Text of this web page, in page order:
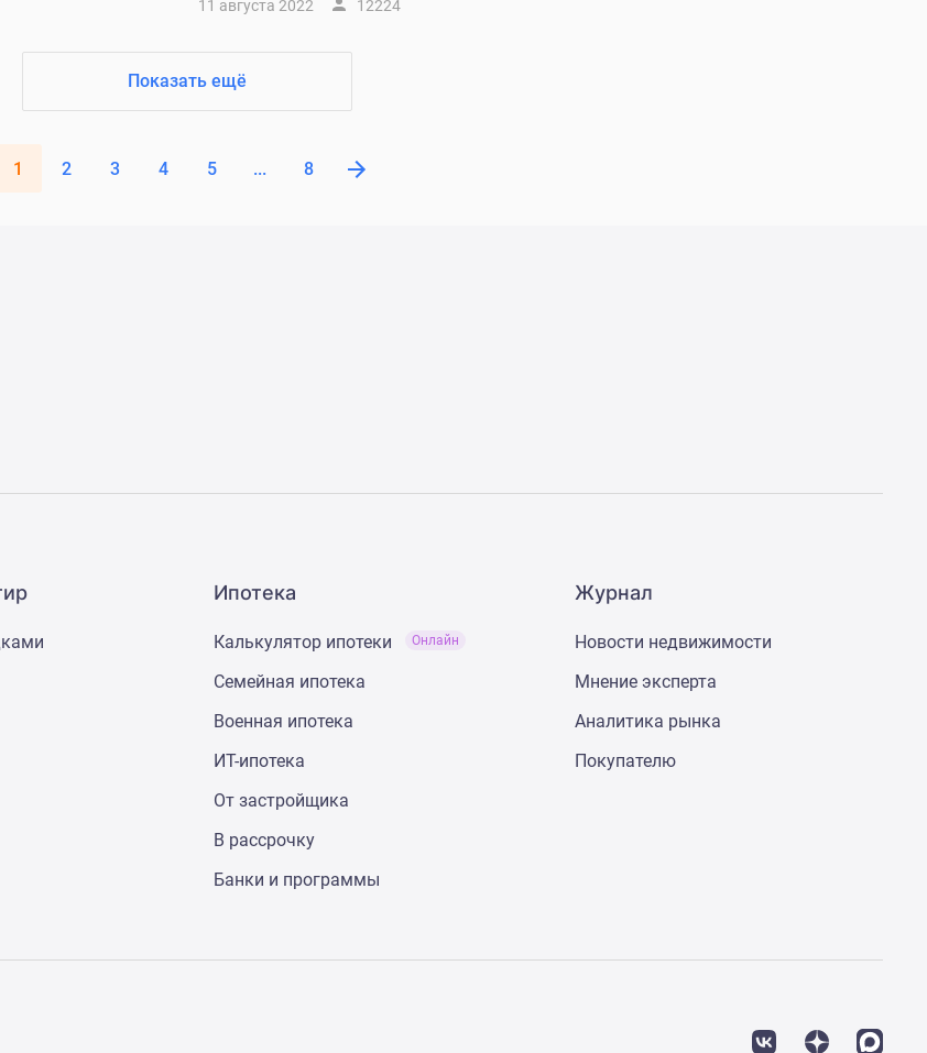
11 августа 2022 12224
Показать ещё
1 2 3 4 5 ... 8
Ипотека
Калькулятор ипотеки Онлайн
Семейная ипотека
Военная ипотека
ИТ-ипотека
От застройщика
В рассрочку
Банки и программы
Журнал
Новости недвижимости
Мнение эксперта
Аналитика рынка
Покупателю